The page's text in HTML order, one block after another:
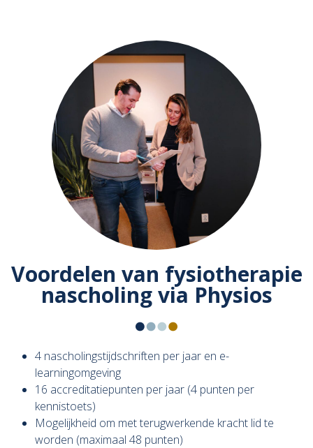
Voordelen van fysiotherapie
nascholing via Physios
4 nascholingstijdschriften per jaar en e-
learningomgeving
16 accreditatiepunten per jaar (4 punten per
kennistoets)
Mogelijkheid om met terugwerkende kracht lid te
worden (maximaal 48 punten)